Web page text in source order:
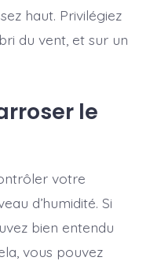
haut. Privilégiez
du vent, et sur un
le
votre
d’humidité. Si
bien entendu
vous pouvez